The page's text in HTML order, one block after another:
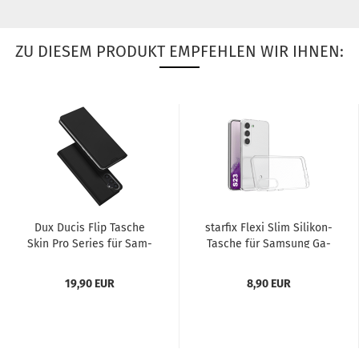
ZU DIESEM PRODUKT EMPFEHLEN WIR IHNEN:
Dux Ducis Flip Ta­sche
Skin Pro Se­ries für Sam­
19,90 EUR
star­fix Flexi Slim Silikon-​​
Ta­sche für Sam­sung Ga­
8,90 EUR